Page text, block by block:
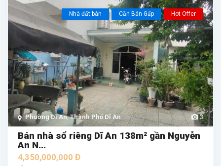
3
Phường Dĩ An,Thành Phố Dĩ An
Nhà đất bán Cần Bán Gấp Hot Offer
Bán nhà sổ riêng Dĩ An 138m² gần Nguyễn
An N...
4,350,000,000 Đ